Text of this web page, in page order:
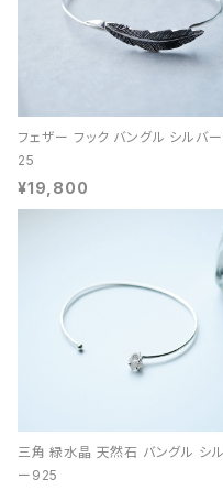
フェザー フック バングル シルバ
25
¥19,800
三角 緑水晶 天然石 バングル シ
ー925